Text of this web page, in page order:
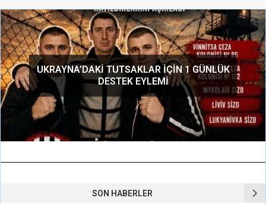
SON HABERLER